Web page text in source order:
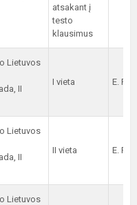
atsakant į
testo
klausimus
Lietuvos
II
I vieta E.
Lietuvos
II
II vieta E.
Lietuvos